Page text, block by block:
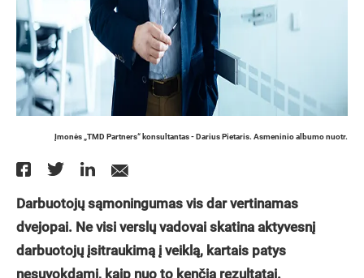
Įmonės „TMD Partners“ konsultantas - Darius Pietaris. Asmeninio albumo nuotr.
Darbuotojų sąmoningumas vis dar vertinamas
dvejopai. Ne visi verslų vadovai skatina aktyvesnį
darbuotojų įsitraukimą į veiklą, kartais patys
nesuvokdami, kaip nuo to kenčia rezultatai.